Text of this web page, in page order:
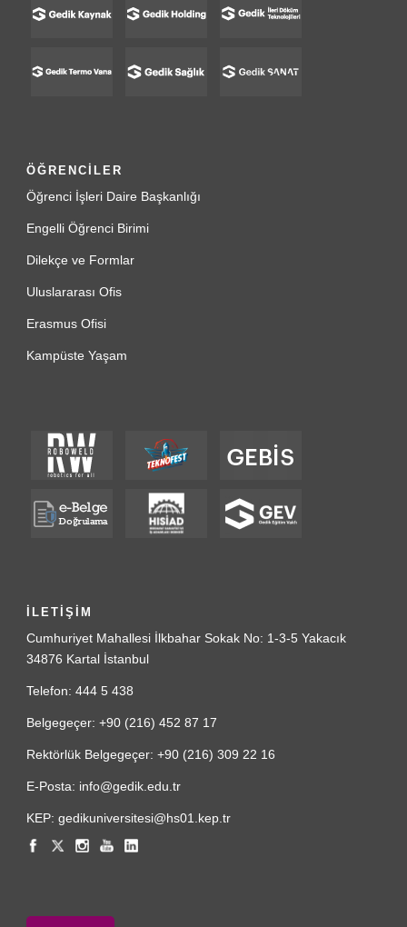
ÖĞRENCİLER
Öğrenci İşleri Daire Başkanlığı
Engelli Öğrenci Birimi
Dilekçe ve Formlar
Uluslararası Ofis
Erasmus Ofisi
Kampüste Yaşam
İLETİŞİM
Cumhuriyet Mahallesi İlkbahar Sokak No: 1-3-5 Yakacık
34876 Kartal İstanbul
Telefon: 444 5 438
Belgegeçer: +90 (216) 452 87 17
Rektörlük Belgegeçer: +90 (216) 309 22 16
E-Posta: info@gedik.edu.tr
KEP: gedikuniversitesi@hs01.kep.tr